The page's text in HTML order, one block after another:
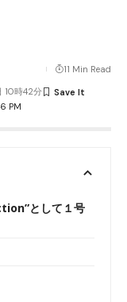
PM
10時42分
11 Min Read
として１号